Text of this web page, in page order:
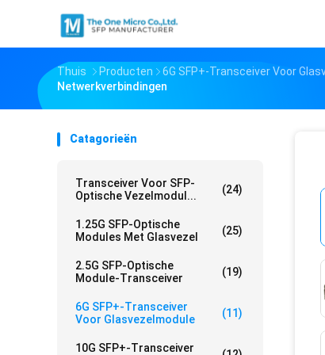
Thuis Producten 6G SFP+-Transceiver Voor
Netwerkverbindingen
Catagorieën
Transceiver Voor SFP-
Optische Vezelmodul...
(24)
1.25G SFP-Optische
Modules Met Glasvezel
(25)
2.5G SFP-Optische
Module-Transceiver
(19)
6G SFP+-Transceiver
Voor Glasvezelmodule
(11)
10G SFP+-Transceiver